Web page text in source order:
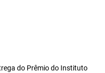
do Prêmio do Instituto